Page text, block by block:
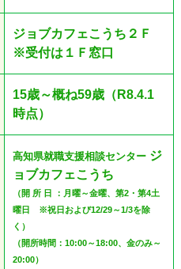
ジョブカフェこうち２Ｆ
※受付は１Ｆ窓口
15歳～概ね59歳（R8.4.1
時点）
高知県就職支援相談センター ジ
ョブカフェこうち
（開 所 日 ：月曜～金曜、第2・第4土
曜日 ※祝日および12/29～1/3を除
く）
（開所時間：10:00～18:00、金のみ～
20:00）